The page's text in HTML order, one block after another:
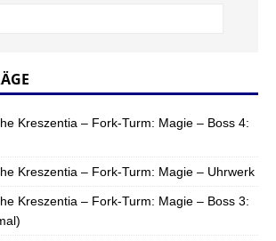
Kreszentia – Fork-Turm: Magie – Boss 4:
Kreszentia – Fork-Turm: Magie – Uhrwerk
Kreszentia – Fork-Turm: Magie – Boss 3: